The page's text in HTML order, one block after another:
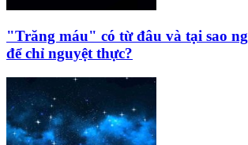
"Trăng máu" có từ đâu và tại sao
để chỉ nguyệt thực?